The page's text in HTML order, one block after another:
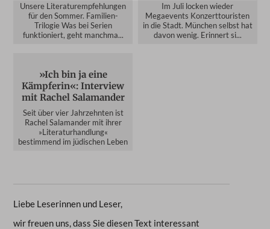
Unsere Literaturempfehlungen
für den Sommer. Familien-
Trilogie Was bei Serien
funktioniert, geht manchma...
Im Juli locken wieder
Megaevents Konzerttouristen
in die Stadt. München selbst hat
davon wenig. Erinnert si...
»Ich bin ja eine
Kämpferin«: Interview
mit Rachel Salamander
Seit über vier Jahrzehnten ist
Rachel Salamander mit ihrer
»Literaturhandlung«
bestimmend im jüdischen Leben
Liebe Leserinnen und Leser,
wir freuen uns, dass Sie diesen Text interessant